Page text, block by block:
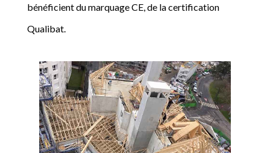
bénéficient du marquage CE, de la certification
Qualibat.